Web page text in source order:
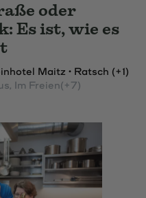
oder
Es ist, wie es
Maitz • Ratsch (+1)
, Im Freien(+7)